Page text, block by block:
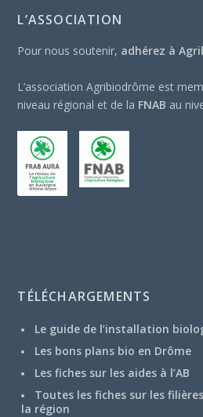
L’ASSOCIATION
Pour nous soutenir, adhérez à
L’association Agribiodrôme est
niveau régional et de la FNAB au
TÉLÉCHARGEMENTS
Le guide de l’installation
Les bons plans bio en Drôme
Les fiches sur les aides à l’AB
Toutes les fiches sur les
la région